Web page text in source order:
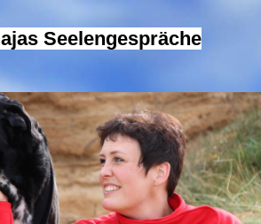
Seelengespräche